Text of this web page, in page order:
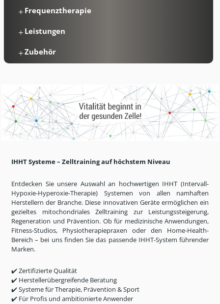
Frequenztherapie
Leistungen
Zubehör
IHHT Systeme– Zelltraining auf höchstem Niveau
Entdecken Sie unsere Auswahl an hochwertigen IHHT (Intervall-
Hypoxie-Hyperoxie-Therapie) Systemen von allen namhaften
Herstellern der Branche. Diese innovativen Geräte ermöglichen ein
gezieltes mitochondriales Zelltraining zur Leistungssteigerung,
Regeneration und Prävention. Ob für medizinische Anwendungen,
Fitness-Studios, Physiotherapiepraxen oder den Home-Health-
Bereich– bei uns finden Sie das passende IHHT-System führender
Marken.
✔️Zertifizierte Qualität
✔️ Herstellerübergreifende Beratung
✔️Systeme für Therapie, Prävention & Sport
✔️ Für Profis und ambitionierte Anwender